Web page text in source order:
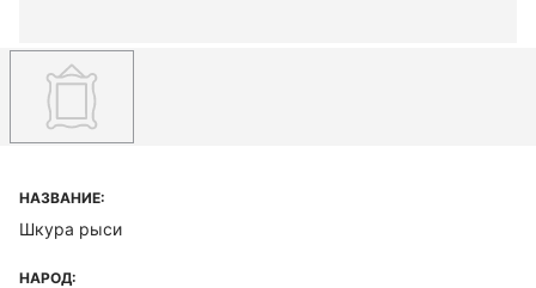
НАЗВАНИЕ:
Шкура рыси
НАРОД: